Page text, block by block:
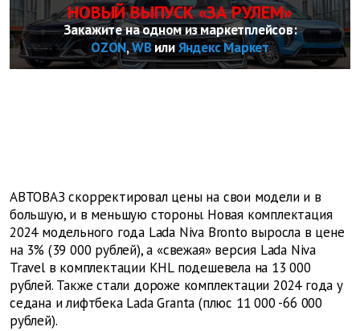
НОВЫЙ ВЫПУСК «ЗА РУЛЕМ»
Закажите на одном из маркетплейсов:
OZON,WBилиЯндекс Маркет
АВТОВАЗ скорректировал цены на свои модели и в
большую, и в меньшую стороны. Новая комплектация
2024 модельного года Lada Niva Bronto выросла в цене
на 3% (39 000 рублей), а «свежая» версия Lada Niva
Travel в комплектации KHL подешевела на 13 000
рублей. Также стали дороже комплектации 2024 года у
седана и лифтбека Lada Granta (плюс 11 000 -66 000
рублей).